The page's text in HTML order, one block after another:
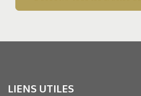
LIENS UTILES